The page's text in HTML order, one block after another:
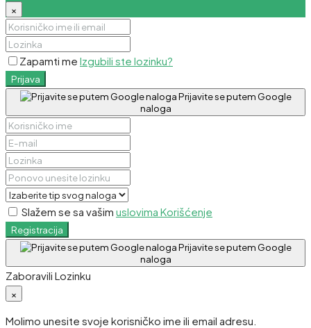
×
Zapamti me Izgubili ste lozinku?
Prijava
Prijavite se putem Google
naloga
Slažem se sa vašim uslovima Korišćenje
Registracija
Prijavite se putem Google
naloga
Zaboravili Lozinku
×
Molimo unesite svoje korisničko ime ili email adresu.